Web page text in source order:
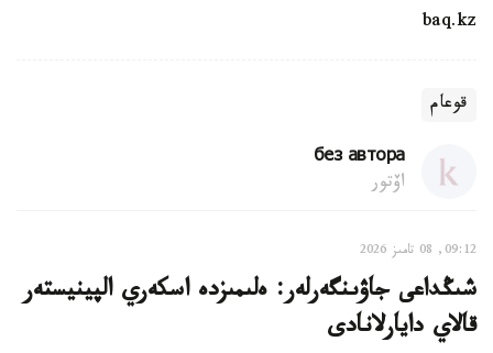
baq.kz
قوعام
без автора
اۆتور
09:12, 08 تامىز 2026
شىڭداعى جاۋىنگەرلەر: ەلىمىزدە اسكەري الپينيستەر
قالاي دايارلانادى